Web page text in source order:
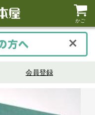
かご
会員登録